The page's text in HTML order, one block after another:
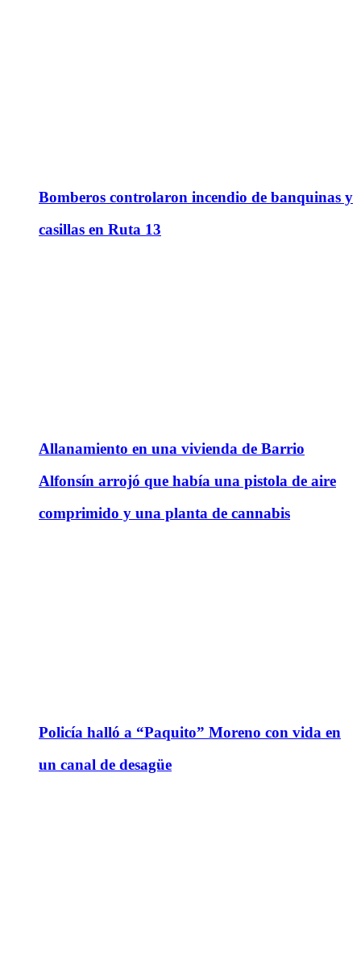
Bomberos controlaron incendio de banquinas y
casillas en Ruta 13
Allanamiento en una vivienda de Barrio
Alfonsín arrojó que había una pistola de aire
comprimido y una planta de cannabis
Policía halló a “Paquito” Moreno con vida en
un canal de desagüe